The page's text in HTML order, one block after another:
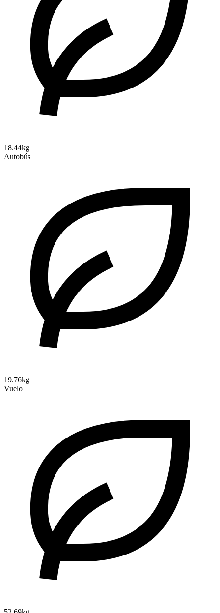
18.44kg
Autobús
19.76kg
Vuelo